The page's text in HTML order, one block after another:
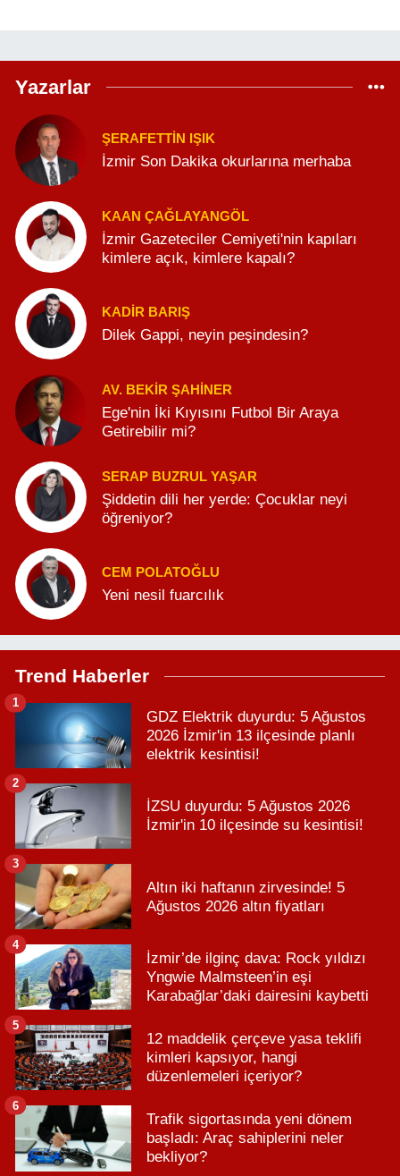
Yazarlar
ŞERAFETTIN IŞIK
İzmir Son Dakika okurlarına merhaba
KAAN ÇAĞLAYANGÖL
İzmir Gazeteciler Cemiyeti'nin kapıları
kimlere açık, kimlere kapalı?
KADIR BARIŞ
Dilek Gappi, neyin peşindesin?
AV. BEKIR ŞAHINER
Ege'nin İki Kıyısını Futbol Bir Araya
Getirebilir mi?
SERAP BUZRUL YAŞAR
Şiddetin dili her yerde: Çocuklar neyi
öğreniyor?
CEM POLATOĞLU
Yeni nesil fuarcılık
Trend Haberler
GDZ Elektrik duyurdu: 5 Ağustos
2026 İzmir'in 13 ilçesinde planlı
elektrik kesintisi!
1
İZSU duyurdu: 5 Ağustos 2026
İzmir'in 10 ilçesinde su kesintisi!
2
Altın iki haftanın zirvesinde! 5
Ağustos 2026 altın fiyatları
3
İzmir’de ilginç dava: Rock yıldızı
Yngwie Malmsteen’in eşi
Karabağlar’daki dairesini kaybetti
4
12 maddelik çerçeve yasa teklifi
kimleri kapsıyor, hangi
düzenlemeleri içeriyor?
5
Trafik sigortasında yeni dönem
başladı: Araç sahiplerini neler
bekliyor?
6